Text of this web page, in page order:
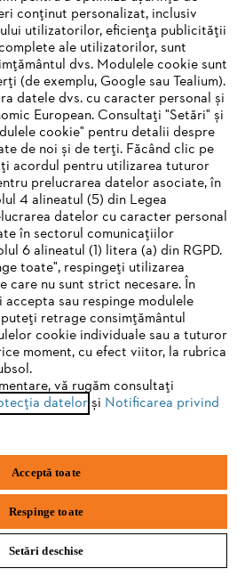
CU NEWSLETTER-UL
STIHL
Abonează-te
WIRD NICHT
den wir noch nicht unterstützen. Für
Seite empfehlen wir Ihnen, zu
zu wechseln:
Chrome
conținut personalizat, inclusiv
utilizatorilor, eficiența publicității
ale utilizatorilor, sunt
dvs. Modulele cookie sunt
(de exemplu, Google sau Tealium).
datele dvs. cu caracter personal și
European. Consultați "Setări" și
cookie" pentru detalii despre
de noi și de terți. Făcând clic pe
acordul pentru utilizarea tuturor
prelucrarea datelor asociate, în
4 alineatul (5) din Legea
datelor cu caracter personal
în sectorul comunicațiilor
6 alineatul (1) litera (a) din RGPD.
toate", respingeți utilizarea
care nu sunt strict necesare. În
sau respinge modulele
retrage consimțământul
cookie individuale sau a tuturor
moment, cu efect viitor, la rubrica
vă rugăm consultați
datelorși Notificarea privind
Acceptă toate
Respinge toate
Setări deschise